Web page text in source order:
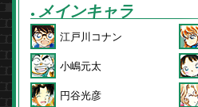
● メインキャラ
江戸川コナン
小嶋元太
円谷光彦